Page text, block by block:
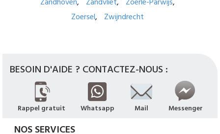
Zoersel
Zwijndrecht
BESOIN D'AIDE ? CONTACTEZ-NOUS :
Rappel gratuit Whatsapp Mail Messenger
NOS SERVICES